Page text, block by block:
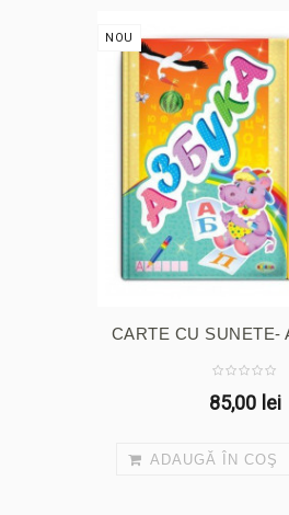
NOU
CARTE CU SUNETE-
85,00 lei
ADAUGĂ ÎN COŞ